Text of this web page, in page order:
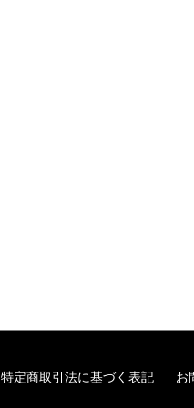
特定商取引法に基づく表記 お